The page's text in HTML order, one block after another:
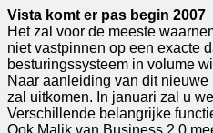
Vista komt er pas begin 2007
Het zal voor de meeste
niet vastpinnen op een exacte
besturingssysteem in volume
Naar aanleiding van dit
zal uitkomen. In januari zal u
Verschillende belangrijke
Ook Malik van Business 2.0